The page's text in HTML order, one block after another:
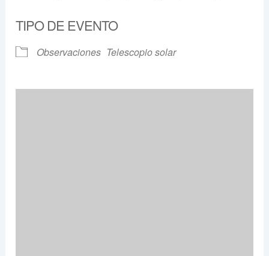
TIPO DE EVENTO
Observaciones Telescopio solar